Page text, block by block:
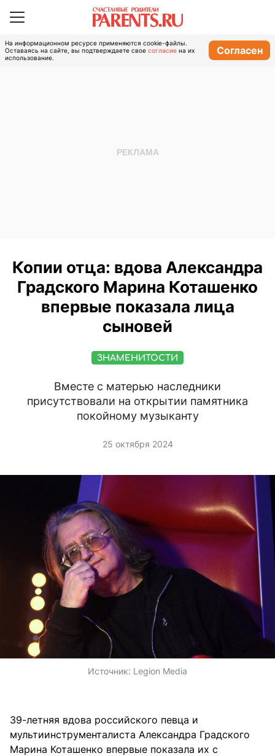
На информационном ресурсе применяются cookie-файлы.
Оставаясь на сайте, вы подтверждаете свое согласие на их
использование.
Согласен
Копии отца: вдова Александра
Градского Марина Коташенко
впервые показала лица
сыновей
ЗНАМЕНИТОСТИ
Вместе с матерью наследники
присутствовали на открытии памятника
покойному музыканту
25 октября 2024
Источник: Legion Media
39-летняя вдова российского певца и
мультиинструменталиста Александра Градского
Марина Коташенко впервые показала их с